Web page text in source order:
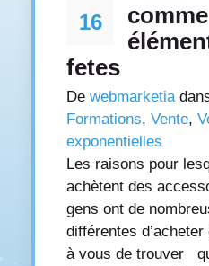
16
fetes
De webmarketia
Formations, Vente,
exponentielles
Les raisons pour
achètent des
gens ont de
différentes
à vous de trouver